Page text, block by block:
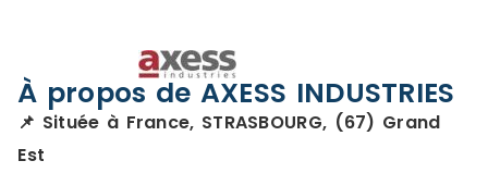
À propos de AXESS INDUSTRIES
📌 Située à France, STRASBOURG, (67) Grand
Est